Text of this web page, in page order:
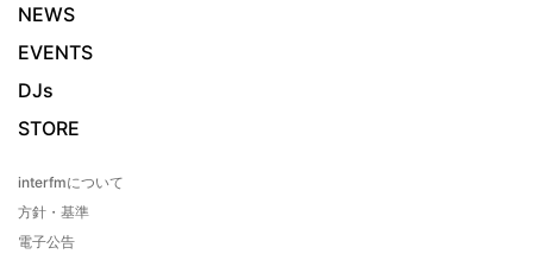
NEWS
EVENTS
DJs
STORE
interfmについて
方針・基準
電子公告